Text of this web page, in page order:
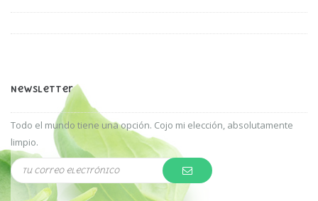
Newsletter
Todo el mundo tiene una opción. Cojo mi elección, absolutamente
limpio.